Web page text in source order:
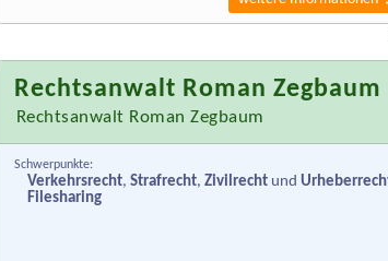
Rechtsanwalt Roman Zegbaum
Rechtsanwalt Roman Zegbaum
Schwerpunkte:
Verkehrsrecht,Strafrecht,Zivilrecht und
Filesharing